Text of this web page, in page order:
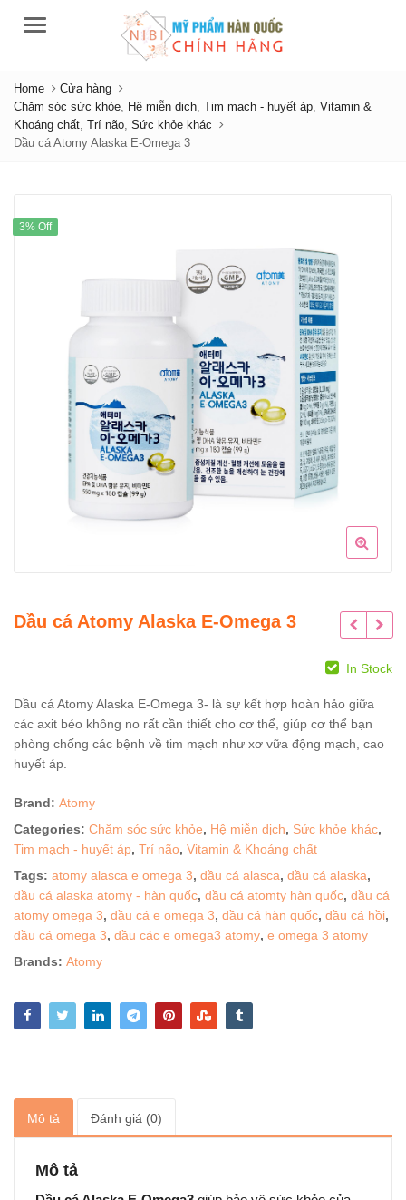
Menu
Home
Cửa hàng
Chăm sóc sức khỏe, Hệ miễn dịch, Tim mạch - huyết áp, Vitamin &
Khoáng chất, Trí não, Sức khỏe khác
Dầu cá Atomy Alaska E-Omega 3
3% Off
Dầu cá Atomy Alaska E-Omega 3
In Stock
Dầu cá Atomy Alaska E-Omega 3- là sự kết hợp hoàn hảo giữa
các axit béo không no rất cần thiết cho cơ thể, giúp cơ thể bạn
phòng chống các bệnh về tim mạch như xơ vữa động mạch, cao
huyết áp.
Brand: Atomy
Categories: Chăm sóc sức khỏe, Hệ miễn dịch, Sức khỏe khác,
Tim mạch - huyết áp, Trí não, Vitamin & Khoáng chất
Tags: atomy alasca e omega 3, dầu cá alasca, dầu cá alaska,
dầu cá alaska atomy - hàn quốc, dầu cá atomty hàn quốc, dầu cá
atomy omega 3, dầu cá e omega 3, dầu cá hàn quốc, dầu cá hồi,
dầu cá omega 3, dầu các e omega3 atomy, e omega 3 atomy
Brands: Atomy
Mô tả Đánh giá (0)
Mô tả